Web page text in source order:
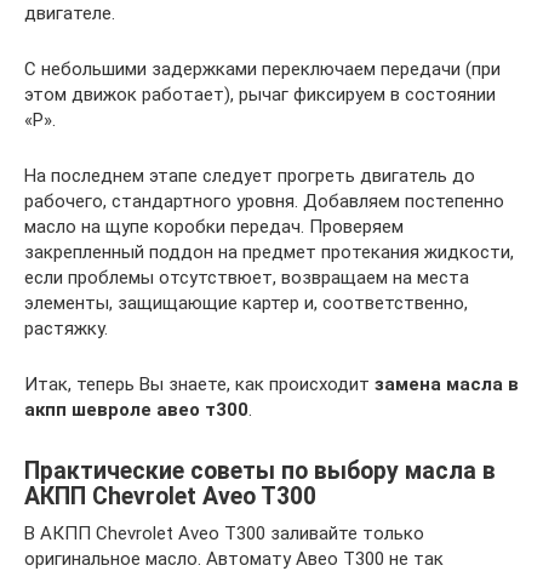
двигателе.
С небольшими задержками переключаем передачи (при
этом движок работает), рычаг фиксируем в состоянии
«Р».
На последнем этапе следует прогреть двигатель до
рабочего, стандартного уровня. Добавляем постепенно
масло на щупе коробки передач. Проверяем
закрепленный поддон на предмет протекания жидкости,
если проблемы отсутствюет, возвращаем на места
элементы, защищающие картер и, соответственно,
растяжку.
Итак, теперь Вы знаете, как происходит замена масла в
акпп шевроле авео т300.
Практические советы по выбору масла в
АКПП Chevrolet Aveo T300
В АКПП Chevrolet Aveo T300 заливайте только
оригинальное масло. Автомату Авео Т300 не так